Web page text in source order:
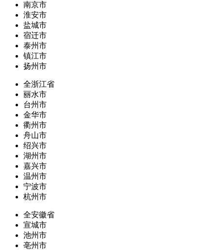
南京市
淮安市
盐城市
宿迁市
泰州市
镇江市
扬州市
全浙江省
丽水市
台州市
金华市
衢州市
舟山市
绍兴市
湖州市
嘉兴市
温州市
宁波市
杭州市
全安徽省
宣城市
池州市
亳州市